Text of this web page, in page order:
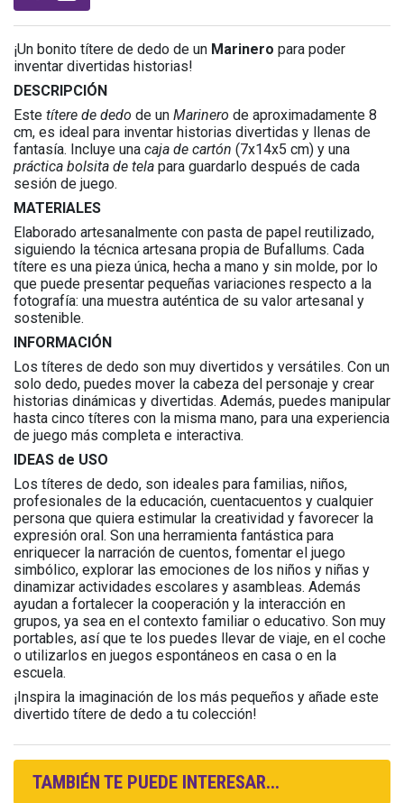
¡Un bonito títere de dedo de un Marinero para poder
inventar divertidas historias!
DESCRIPCIÓN
Este títere de dedo de un Marinero de aproximadamente 8
cm, es ideal para inventar historias divertidas y llenas de
fantasía. Incluye una caja de cartón (7x14x5 cm) y una
práctica bolsita de tela para guardarlo después de cada
sesión de juego.
MATERIALES
Elaborado artesanalmente con pasta de papel reutilizado,
siguiendo la técnica artesana propia de Bufallums. Cada
títere es una pieza única, hecha a mano y sin molde, por lo
que puede presentar pequeñas variaciones respecto a la
fotografía: una muestra auténtica de su valor artesanal y
sostenible.
INFORMACIÓN
Los títeres de dedo son muy divertidos y versátiles. Con un
solo dedo, puedes mover la cabeza del personaje y crear
historias dinámicas y divertidas. Además, puedes manipular
hasta cinco títeres con la misma mano, para una experiencia
de juego más completa e interactiva.
IDEAS de USO
Los títeres de dedo, son ideales para familias, niños,
profesionales de la educación, cuentacuentos y cualquier
persona que quiera estimular la creatividad y favorecer la
expresión oral. Son una herramienta fantástica para
enriquecer la narración de cuentos, fomentar el juego
simbólico, explorar las emociones de los niños y niñas y
dinamizar actividades escolares y asambleas. Además
ayudan a fortalecer la cooperación y la interacción en
grupos, ya sea en el contexto familiar o educativo. Son muy
portables, así que te los puedes llevar de viaje, en el coche
o utilizarlos en juegos espontáneos en casa o en la
escuela.
¡Inspira la imaginación de los más pequeños y añade este
divertido títere de dedo a tu colección!
TAMBIÉN TE PUEDE INTERESAR...